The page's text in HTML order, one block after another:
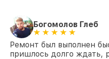
Богомолов Глеб
Ремонт был выполнен
пришлось долго ждать,